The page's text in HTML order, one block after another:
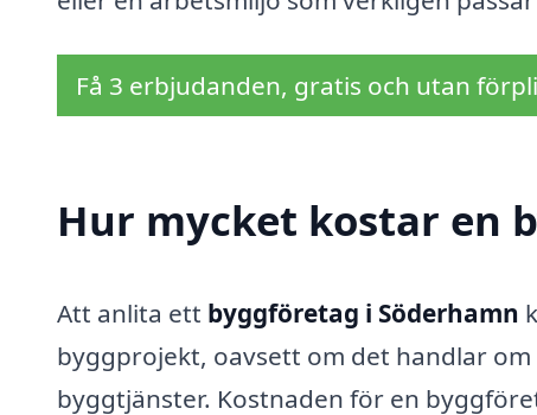
Få 3 erbjudanden, gratis och utan
Hur mycket kostar en
Att anlita ett byggföretag i Söderhamn
byggprojekt, oavsett om det handlar
byggtjänster. Kostnaden för en